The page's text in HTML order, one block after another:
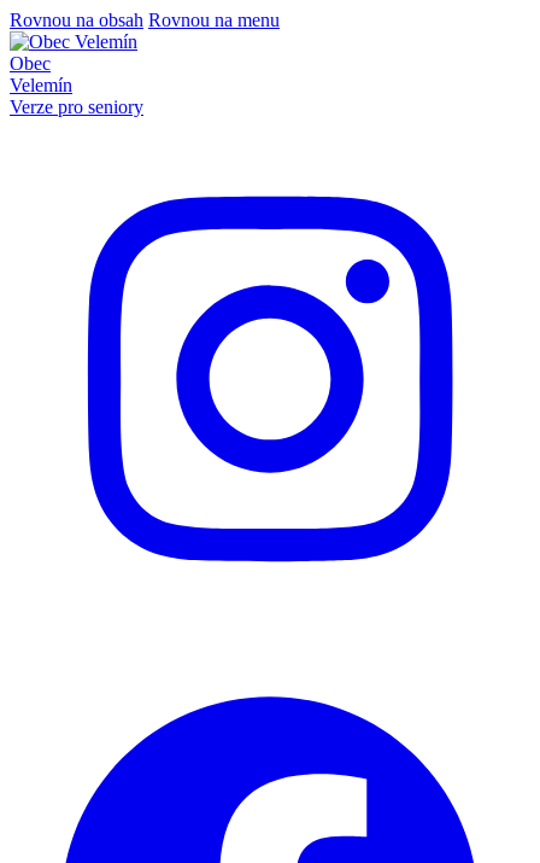
Rovnou na obsah Rovnou na menu
Obec
Velemín
Verze pro seniory